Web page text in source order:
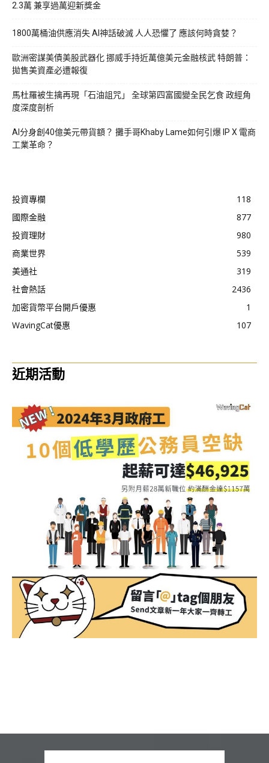
2.3萬 兼享過萬迎新獎金
1800萬桶油供應消失 AI神話破滅 人人恐懼了 應該何時貪婪？
歐洲密謀美債美股武器化 挪威手持近萬億美元金融核武 特朗普：
拋售美資產必遭報復
馬杜羅被生擒再現「石油詛咒」 全球第四富國變全民乞食 政經角
度深度剖析
AI分身創40億美元帶貨額？ 攤手哥Khaby Lame如何引爆 IP X 電商
工業革命？
投資專欄
118
國際金融
877
投資理財
980
商業世界
539
美通社
319
社會熱話
2436
加密貨幣平台開戶優惠
1
WavingCat優惠
107
近期活動